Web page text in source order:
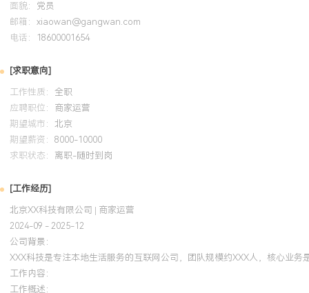
系统学习了电商平台广告投放与效果分析知识。将认证中所学的流
词优化方法，应用于为平台商家提供的营销建议中，帮助商家优化
面貌： 党员
邮箱： xiaowan@gangwan.com
电话：
18600001654
[求职意向]
工作性质： 全职
应聘职位： 商家运营
期望城市： 北京
期望薪资： 8000-10000
求职状态： 离职-随时到岗
[工作经历]
北京XX科技有限公司 | 商家运营
2024-09 - 2025-12
公司背景：
XXX科技是专注本地生活服务的互联网公司，团队规模约XXX人，核心业
工作内容：
工作概述：